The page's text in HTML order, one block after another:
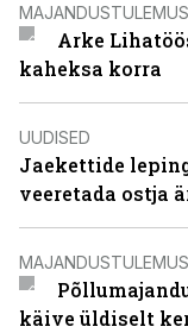
Arke
kaheksa korra
UUDISED
Jaekettide
veeretada ostja
käive üldiselt